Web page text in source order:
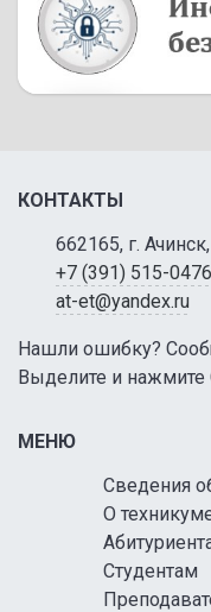
КОНТАКТЫ
662165, г.
+7 (391) 515-0476
at-et@yandex.ru
Нашли ошибку?
Выделите и нажмите
МЕНЮ
Сведения
О
Студентам